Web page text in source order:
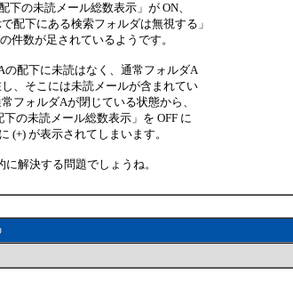
下の未読メール総数表示」が ON、
配下にある検索フォルダは無視する」
件数が足されているようです。
の配下に未読はなく、通常フォルダA
、そこには未読メールが含まれてい
フォルダAが閉じている状態から、
の未読メール総数表示」を OFF に
(+) が表示されてしまいます。
解決する問題でしょうね。